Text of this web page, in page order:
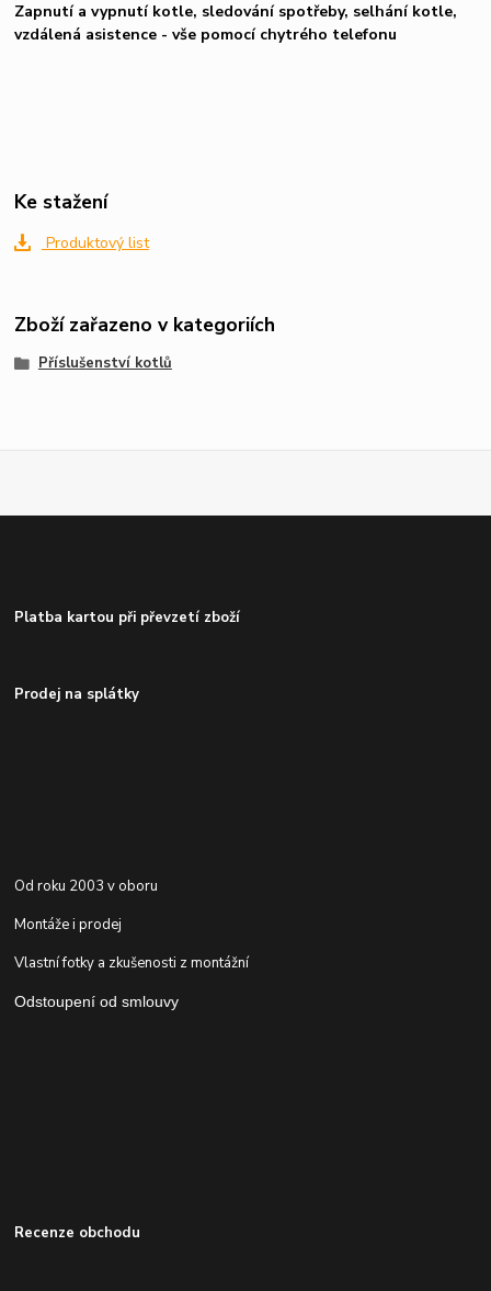
Zapnutí a vypnutí kotle, sledování spotřeby, selhání kotle,
vzdálená asistence - vše pomocí chytrého telefonu
Ke stažení
Produktový list
Zboží zařazeno v kategoriích
Příslušenství kotlů
Platba kartou při převzetí zboží
Prodej na splátky
Od roku 2003 v oboru
Montáže i prodej
Vlastní fotky a zkušenosti z montážní
Odstoupení od smlouvy
Recenze obchodu